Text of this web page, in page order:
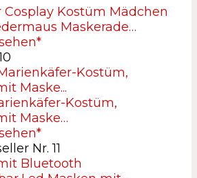
Cosplay Kostüm Mädchen
Maskerade…
Kostüm,
Maske…
Nr. 11